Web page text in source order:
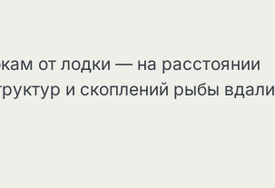
от лодки — на расстоянии
и скоплений рыбы вдали